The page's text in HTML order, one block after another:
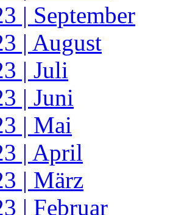
| September
| August
| Juli
| Juni
| Mai
| April
| März
| Februar